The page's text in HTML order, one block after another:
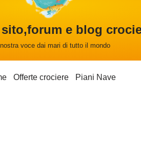
e blog
voce dai mari di tutto il mondo
Offerte crociere Piani Nave